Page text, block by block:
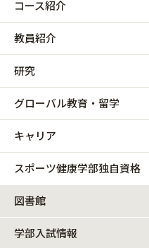
コース紹介
教員紹介
研究
グローバル教育・留学
キャリア
スポーツ健康学部独自資格
図書館
学部入試情報